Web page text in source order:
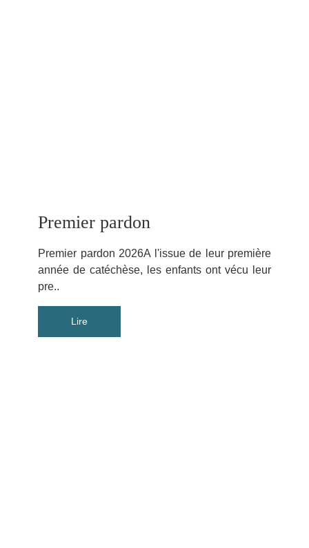
Premier pardon
Premier pardon 2026A l'issue de leur première
année de catéchèse, les enfants ont vécu leur
pre..